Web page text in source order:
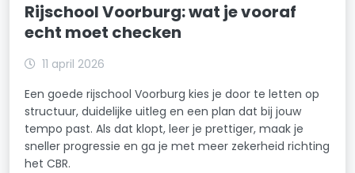
Rijschool Voorburg: wat je vooraf
echt moet checken
11 april 2026
Een goede rijschool Voorburg kies je door te letten op
structuur, duidelijke uitleg en een plan dat bij jouw
tempo past. Als dat klopt, leer je prettiger, maak je
sneller progressie en ga je met meer zekerheid richting
het CBR.